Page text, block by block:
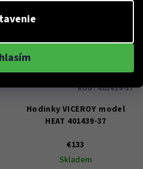
Hodinky VICEROY model
HEAT 401439-37
€133
Skladem
KÓD:401439-37